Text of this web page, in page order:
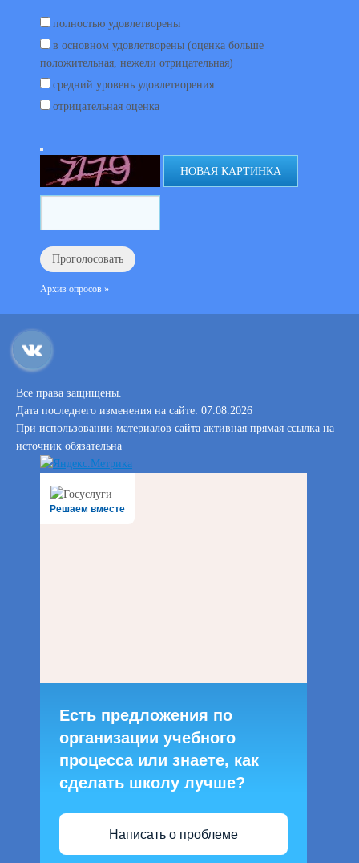
полностью удовлетворены
в основном удовлетворены (оценка больше
положительная, нежели отрицательная)
средний уровень удовлетворения
отрицательная оценка
НОВАЯ КАРТИНКА
Архив опросов »
Все права защищены.
Дата последнего изменения на сайте: 07.08.2026
При использовании материалов сайта активная прямая ссылка на
источник обязательна
Решаем вместе
Есть предложения по
организации учебного
процесса или знаете, как
сделать школу лучше?
Написать о проблеме